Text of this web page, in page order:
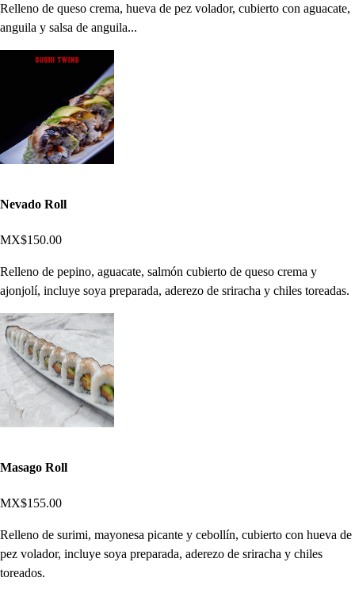
Relleno de queso crema, hueva de pez volador, cubierto con aguacate,
anguila y salsa de anguila...
Nevado Roll
MX$150.00
Relleno de pepino, aguacate, salmón cubierto de queso crema y
ajonjolí, incluye soya preparada, aderezo de sriracha y chiles toreadas.
Masago Roll
MX$155.00
Relleno de surimi, mayonesa picante y cebollín, cubierto con hueva de
pez volador, incluye soya preparada, aderezo de sriracha y chiles
toreados.